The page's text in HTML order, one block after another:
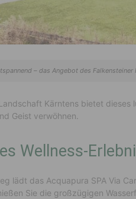
– das Angebot des Falkensteiner
Kärntens bietet dieses
Geist verwöhnen.
Wellness-
lädt das Acquapura SPA Via
Sie die großzügigen